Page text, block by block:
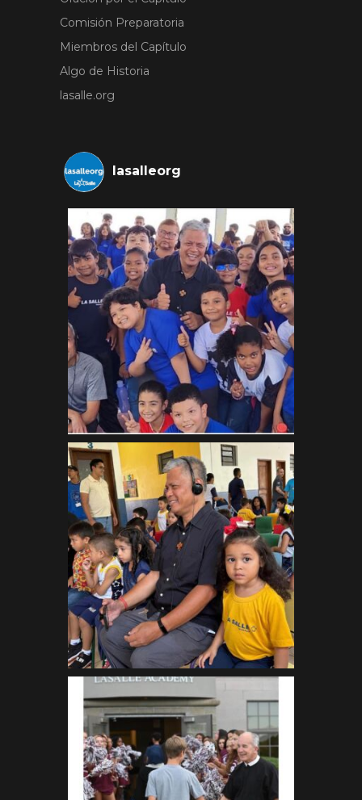
Comisión Preparatoria
Miembros del Capítulo
Algo de Historia
lasalle.org
lasalleorg